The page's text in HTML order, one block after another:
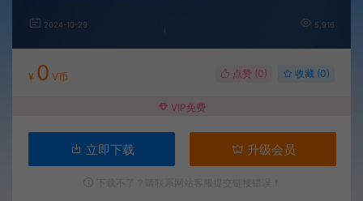
2024-10-29 5,916
¥ 0 V币 点赞 (0) 收藏 (0)
VIP免费
立即下载 升级会员